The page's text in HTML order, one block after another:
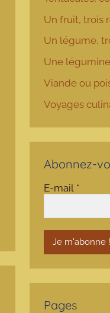
Un fruit, trois
Un légume,
Une
Viande ou
Voyages
Abonnez-
E-mail *
Pages